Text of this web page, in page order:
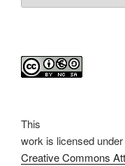
This
work is licensed
Creative Commons